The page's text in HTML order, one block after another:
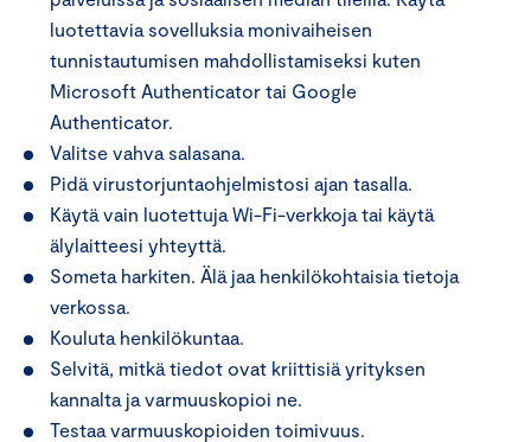
luotettavia sovelluksia monivaiheisen
tunnistautumisen mahdollistamiseksi kuten
Microsoft Authenticator tai Google
Authenticator.
Valitse vahva salasana.
Pidä virustorjuntaohjelmistosi ajan tasalla.
Käytä vain luotettuja Wi-Fi-verkkoja tai käytä
älylaitteesi yhteyttä.
Someta harkiten. Älä jaa henkilökohtaisia tietoja
verkossa.
Kouluta henkilökuntaa.
Selvitä, mitkä tiedot ovat kriittisiä yrityksen
kannalta ja varmuuskopioi ne.
Testaa varmuuskopioiden toimivuus.